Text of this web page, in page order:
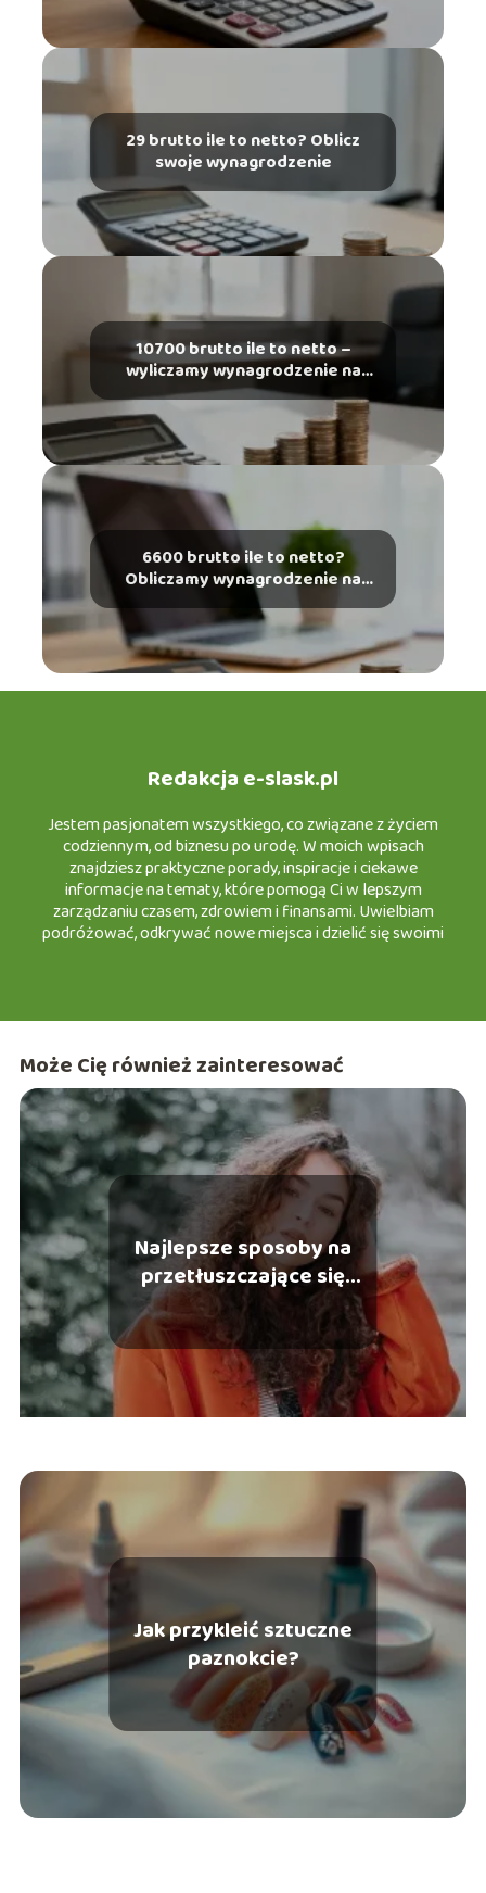
29 brutto ile to netto? Oblicz
swoje wynagrodzenie
10700 brutto ile to netto –
wyliczamy wynagrodzenie na
rękę
6600 brutto ile to netto?
Obliczamy wynagrodzenie na
rękę
Redakcja e-slask.pl
Jestem pasjonatem wszystkiego, co związane z życiem
codziennym, od biznesu po urodę. W moich wpisach
znajdziesz praktyczne porady, inspiracje i ciekawe
informacje na tematy, które pomogą Ci w lepszym
zarządzaniu czasem, zdrowiem i finansami. Uwielbiam
podróżować, odkrywać nowe miejsca i dzielić się swoimi
coś dla siebie!
Może Cię również zainteresować
Najlepsze sposoby na
przetłuszczające się
włosy
Jak przykleić sztuczne
paznokcie?